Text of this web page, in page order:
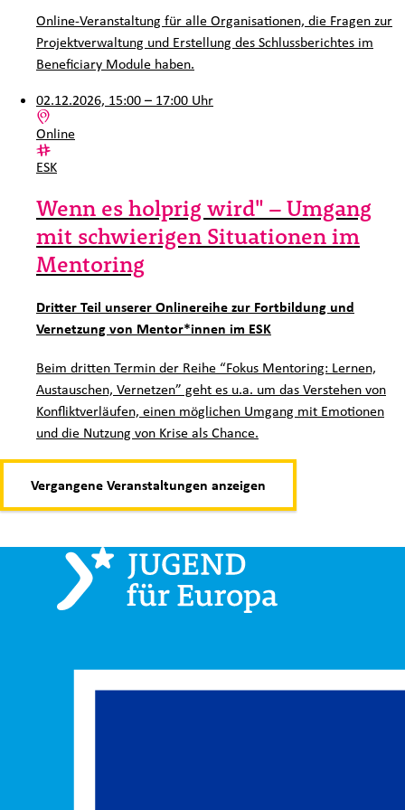
Online-Veranstaltung für alle Organisationen, die Fragen zur
Projektverwaltung und Erstellung des Schlussberichtes im
Beneficiary Module haben.
02.12.2026, 15:00 – 17:00 Uhr
Ort:
Online
Kategorie:
ESK
Wenn es holprig wird" – Umgang
mit schwierigen Situationen im
Mentoring
Dritter Teil unserer Onlinereihe zur Fortbildung und
Vernetzung von Mentor*innen im ESK
Beim dritten Termin der Reihe “Fokus Mentoring: Lernen,
Austauschen, Vernetzen” geht es u.a. um das Verstehen von
Konfliktverläufen, einen möglichen Umgang mit Emotionen
und die Nutzung von Krise als Chance.
Vergangene Veranstaltungen anzeigen